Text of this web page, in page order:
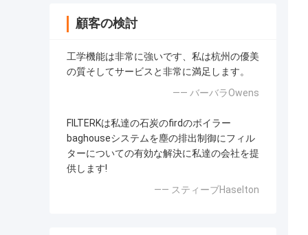
顧客の検討
工学機能は非常に強いです、私は杭州の優美
の質そしてサービスと非常に満足します。
—— バーバラOwens
FILTERKは私達の石炭のfirdのボイラー
baghouseシステムを塵の排出制御にフィル
ターについての有効な解決に私達の会社を提
供します!
—— スティーブHaselton